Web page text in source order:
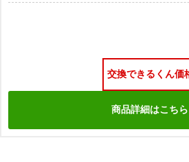
交換できるくん価
商品詳細はこちら